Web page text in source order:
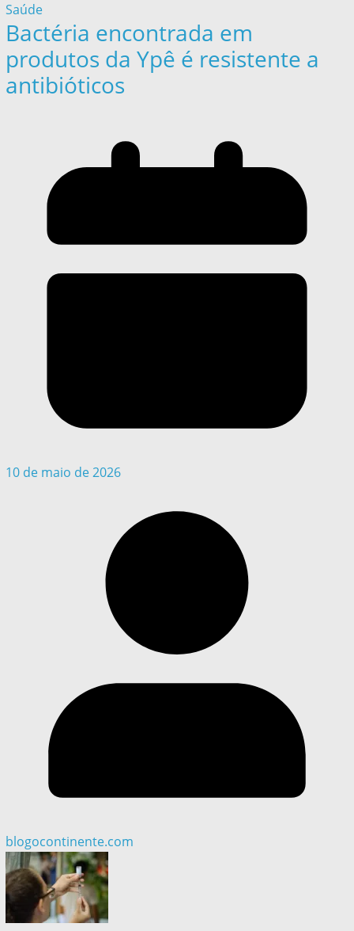
Saúde
Bactéria encontrada em
produtos da Ypê é resistente a
antibióticos
10 de maio de 2026
blogocontinente.com